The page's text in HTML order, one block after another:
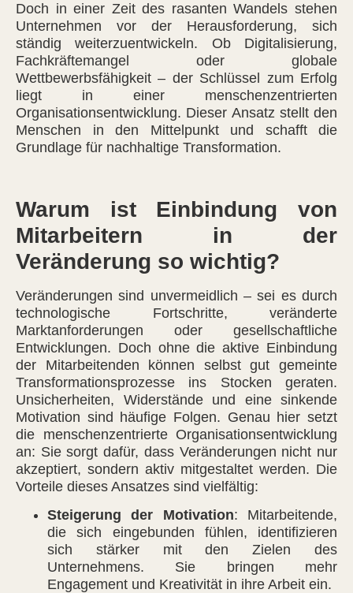
Doch in einer Zeit des rasanten Wandels stehen
Unternehmen vor der Herausforderung, sich
ständig weiterzuentwickeln. Ob Digitalisierung,
Fachkräftemangel oder globale
Wettbewerbsfähigkeit – der Schlüssel zum Erfolg
liegt in einer menschenzentrierten
Organisationsentwicklung. Dieser Ansatz stellt den
Menschen in den Mittelpunkt und schafft die
Grundlage für nachhaltige Transformation.
Warum ist Einbindung von
Mitarbeitern in der
Veränderung so wichtig?
Veränderungen sind unvermeidlich – sei es durch
technologische Fortschritte, veränderte
Marktanforderungen oder gesellschaftliche
Entwicklungen. Doch ohne die aktive Einbindung
der Mitarbeitenden können selbst gut gemeinte
Transformationsprozesse ins Stocken geraten.
Unsicherheiten, Widerstände und eine sinkende
Motivation sind häufige Folgen. Genau hier setzt
die menschenzentrierte Organisationsentwicklung
an: Sie sorgt dafür, dass Veränderungen nicht nur
akzeptiert, sondern aktiv mitgestaltet werden. Die
Vorteile dieses Ansatzes sind vielfältig:
Steigerung der Motivation: Mitarbeitende,
die sich eingebunden fühlen, identifizieren
sich stärker mit den Zielen des
Unternehmens. Sie bringen mehr
Engagement und Kreativität in ihre Arbeit ein.